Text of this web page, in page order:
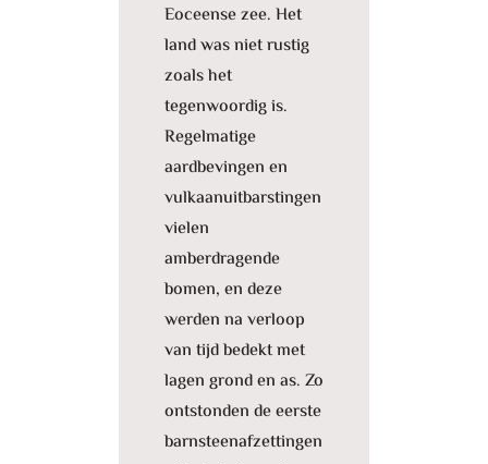
Eoceense zee. Het
land was niet rustig
zoals het
tegenwoordig is.
Regelmatige
aardbevingen en
vulkaanuitbarstingen
vielen
amberdragende
bomen, en deze
werden na verloop
van tijd bedekt met
lagen grond en as. Zo
ontstonden de eerste
barnsteenafzettingen